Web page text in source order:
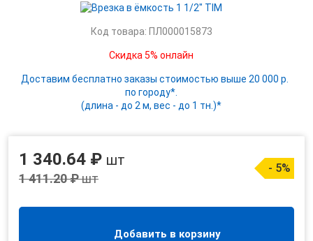
Код товара: ПЛ000015873
Скидка 5% онлайн
Доставим бесплатно заказы стоимостью выше 20 000 р.
по городу*.
(длина - до 2 м, вес - до 1 тн.)*
1 340.64 ₽ шт
1 411.20 ₽шт
- 5%
Добавить в корзину